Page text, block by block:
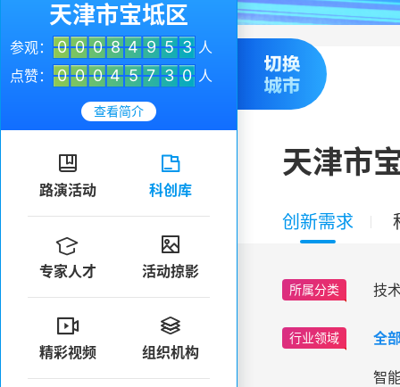
天津市
创新需求
天津市宝坻区
参观： 0 0 0 8 4 9 5 3 人
点赞：
0 0 0 4 5 7 3 0 人
查看简介

路演活动

科创库

专家人才

活动掠影

精彩视频

组织机构
所属分类 技
行业领域 全
智